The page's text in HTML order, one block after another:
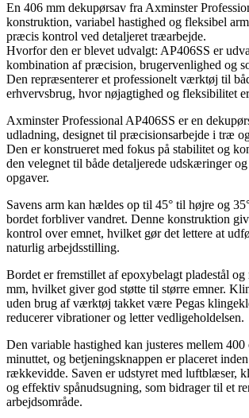
En 406 mm dekupørsav fra Axminster
konstruktion, variabel hastighed og fleksibel
præcis kontrol ved detaljeret træarbejde.
Hvorfor den er blevet udvalgt: AP406SS er
kombination af præcision, brugervenlighed og
Den repræsenterer et professionelt værktøj til
erhvervsbrug, hvor nøjagtighed og fleksibilitet
Axminster Professional AP406SS er en
udladning, designet til præcisionsarbejde i træ
Den er konstrueret med fokus på stabilitet og
den velegnet til både detaljerede udskæringer
opgaver.
Savens arm kan hældes op til 45° til højre og
bordet forbliver vandret. Denne konstruktion
kontrol over emnet, hvilket gør det lettere at
naturlig arbejdsstilling.
Bordet er fremstillet af epoxybelagt pladestål
mm, hvilket giver god støtte til større emner.
uden brug af værktøj takket være Pegas
reducerer vibrationer og letter vedligeholdelsen.
Den variable hastighed kan justeres mellem
minuttet, og betjeningsknappen er placeret
rækkevidde. Saven er udstyret med luftblæser,
og effektiv spånudsugning, som bidrager til et
arbejdsområde.